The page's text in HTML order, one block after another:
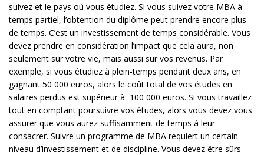
suivez et le pays où vous étudiez. Si vous suivez votre MBA à
temps partiel, l’obtention du diplôme peut prendre encore plus
de temps. C’est un investissement de temps considérable. Vous
devez prendre en considération l’impact que cela aura, non
seulement sur votre vie, mais aussi sur vos revenus. Par
exemple, si vous étudiez à plein-temps pendant deux ans, en
gagnant 50 000 euros, alors le coût total de vos études en
salaires perdus est supérieur à 100 000 euros. Si vous travaillez
tout en comptant poursuivre vos études, alors vous devez vous
assurer que vous aurez suffisamment de temps à leur
consacrer. Suivre un programme de MBA requiert un certain
niveau d’investissement et de discipline. Vous devez être sûrs